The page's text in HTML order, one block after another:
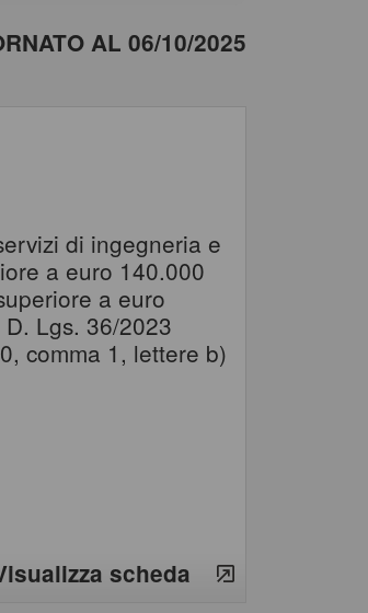
AL 06/10/2025
di ingegneria e
a euro 140.000
a euro
Lgs. 36/2023
comma 1, lettere b)
scheda